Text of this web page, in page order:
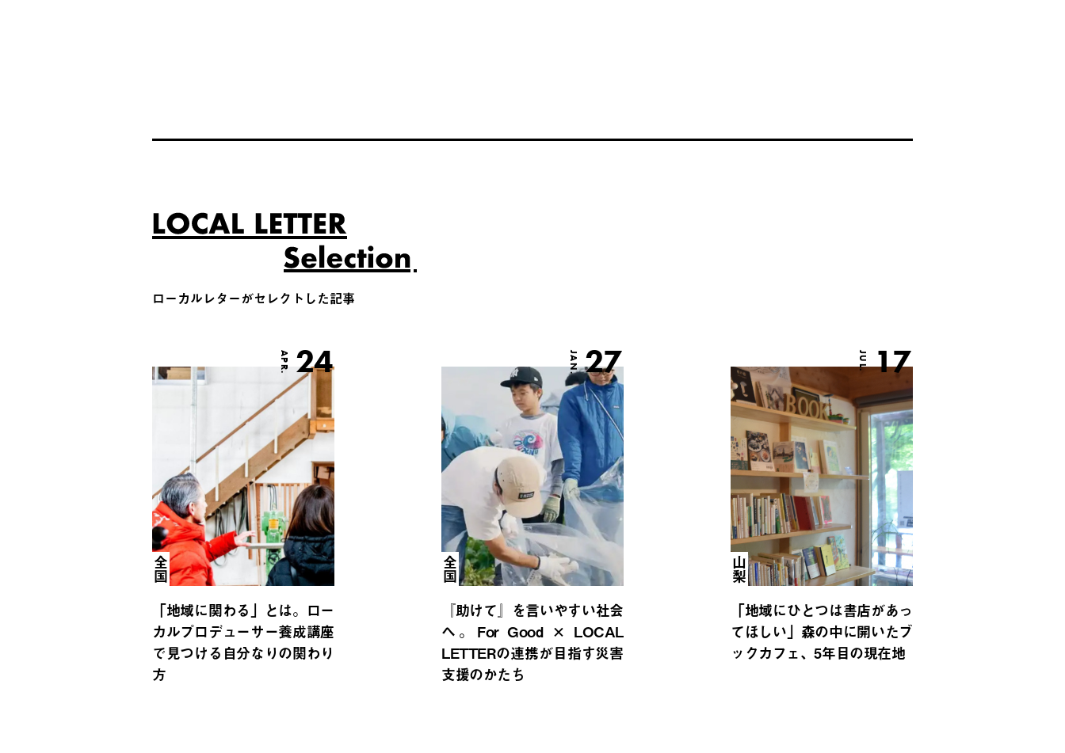
ローカルレターがセレクトした記事
APR. 24
全国
「地域に関わる」とは。ロー
カルプロデューサー養成講座
で見つける自分なりの関わり
方
JAN.27
全国
『助けて』を言いやすい社会
へ。For Good × LOCAL
LETTERの連携が目指す災害
支援のかたち
JUL. 17
山梨
「地域にひとつは書店があっ
てほしい」森の中に開いたブ
ックカフェ、5年目の現在地